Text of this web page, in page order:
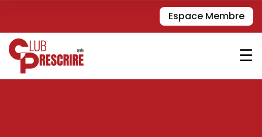
Espace Membre
☰